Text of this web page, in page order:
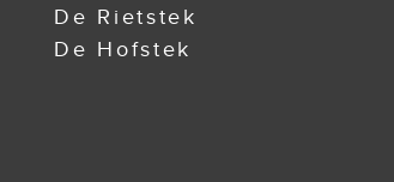
De Rietstek
De Hofstek